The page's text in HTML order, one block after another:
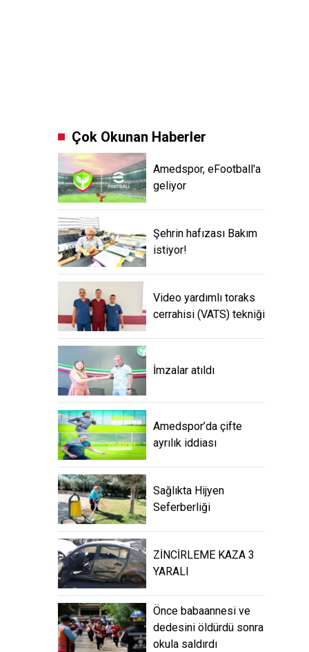
Çok Okunan Haberler
Amedspor, eFootball'a
geliyor
Şehrin hafızası Bakım
istiyor!
Video yardımlı toraks
cerrahisi (VATS) tekniği
İmzalar atıldı
Amedspor’da çifte
ayrılık iddiası
Sağlıkta Hijyen
Seferberliği
ZİNCİRLEME KAZA 3
YARALI
Önce babaannesi ve
dedesini öldürdü sonra
okula saldırdı